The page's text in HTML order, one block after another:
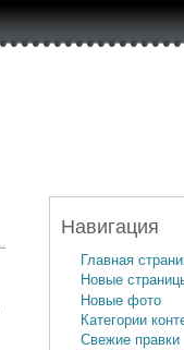
Навигация
Главная
Новые
Новые фото
Категории
Свежие правки